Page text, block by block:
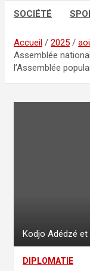
SOCIÉTÉ
Accueil 2025
Assemblée
l’Assemblée
Kodjo Adédzé et
DIPLOMATIE